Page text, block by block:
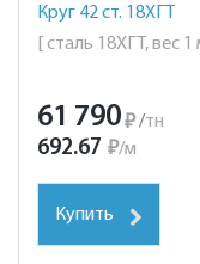
Круг 42 ст. 18ХГТ
[ сталь 18ХГТ, вес 1
61 790₽ /тн
692.67 ₽/м
Купить